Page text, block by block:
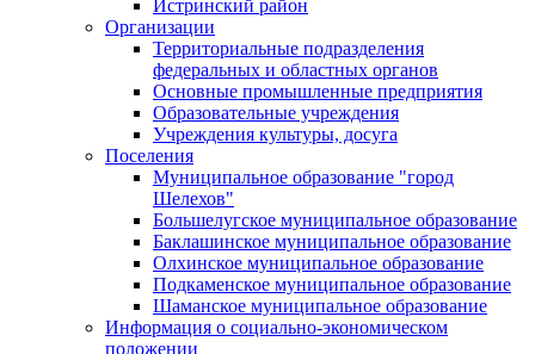
Истринский район
Организации
Территориальные подразделения
федеральных и областных органов
Основные промышленные предприятия
Образовательные учреждения
Учреждения культуры, досуга
Поселения
Муниципальное образование "город
Шелехов"
Большелугское муниципальное образование
Баклашинское муниципальное образование
Олхинское муниципальное образование
Подкаменское муниципальное образование
Шаманское муниципальное образование
Информация о социально-экономическом
положении